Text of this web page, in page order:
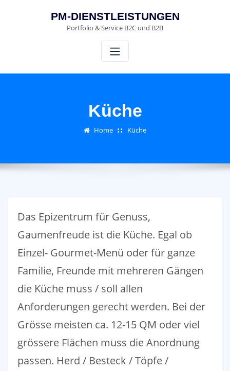
PM-DIENSTLEISTUNGEN
Portfolio & Service B2C und B2B
Küche
Home Küche
Das Epizentrum für Genuss,
Gaumenfreude ist die Küche. Egal ob
Einzel- Gourmet-Menü oder für ganze
Familie, Freunde mit mehreren Gängen
die Küche muss / soll allen
Anforderungen gerecht werden. Bei der
Grösse meisten ca. 12-15 QM oder viel
grössere Flächen muss die Anordnung
passen. Herd / Besteck / Töpfe /